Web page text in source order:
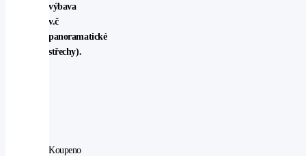
výbava
v.č
panoramatické
střechy).
Koupeno